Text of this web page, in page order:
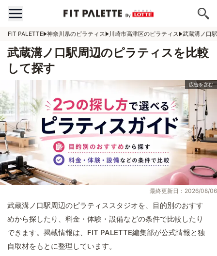
FIT PALETTE 神奈川県のピラティス 川崎市高津区のピラティス 武蔵溝ノ口
武蔵溝ノ口駅周辺のピラティスを比較
して探す
最終更新日：2026/08/06
武蔵溝ノ口駅周辺のピラティススタジオを、目的別のおすす
めから探したり、料金・体験・設備などの条件で比較したり
できます。掲載情報は、FIT PALETTE編集部が公式情報と独
自取材をもとに整理しています。